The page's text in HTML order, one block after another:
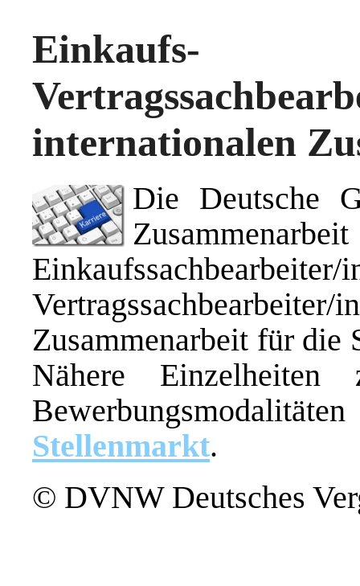
internationalen
Die Deutsche
Zusammenarbeit für die
Nähere
Stellenmarkt.